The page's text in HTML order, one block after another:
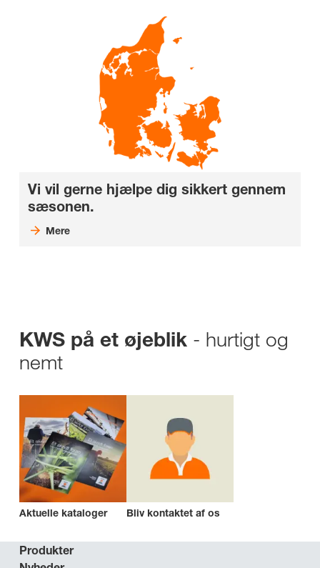
Vi vil gerne hjælpe dig sikkert gennem
sæsonen.
Mere
KWS på et øjeblik - hurtigt og
nemt
Aktuelle kataloger Bliv kontaktet af os
Produkter